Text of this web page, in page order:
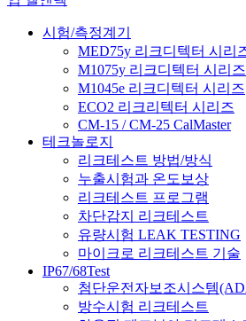
시험/측정계기
MED75y 리크디텍터 시리
M1075y 리크디텍터 시리즈
M1045e 리크디텍터 시리즈
ECO2 리크리텍터 시리즈
CM-15 / CM-25 CalMaster
테크놀로지
리크테스트 방법/방식
누출시험과 온도보상
리크테스트 프로그램
차단감지 리크테스트
유량시험 LEAK TESTING
마이크로 리크테스트 기술
IP67/68Test
첨단운전자보조시스템
방수시험 리크테스트